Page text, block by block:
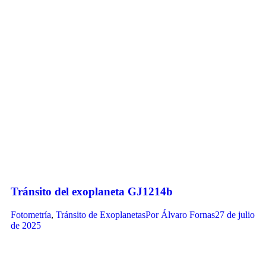
Tránsito del exoplaneta GJ1214b
Fotometría, Tránsito de ExoplanetasPor Álvaro Fornas27 de julio
de 2025